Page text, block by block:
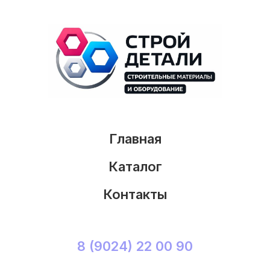
Главная
Каталог
Контакты
8 (9024) 22 00 90